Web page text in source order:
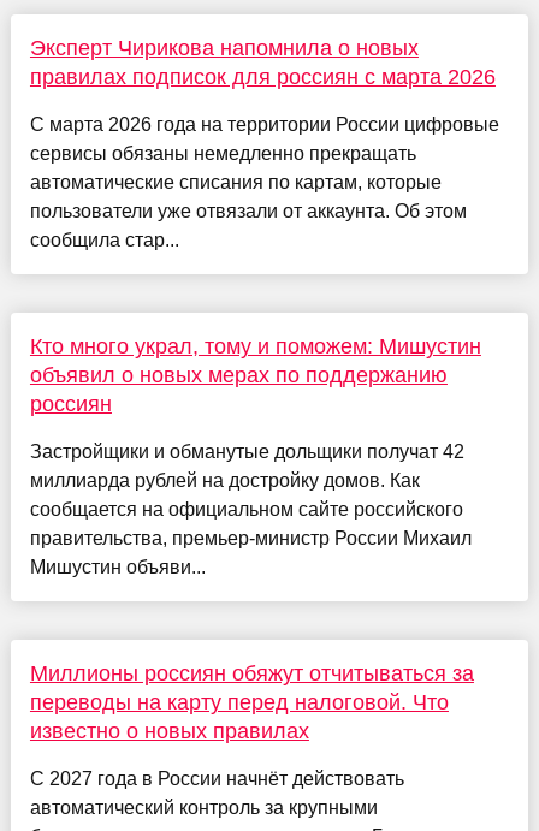
Эксперт Чирикова напомнила о новых
правилах подписок для россиян с марта 2026
С марта 2026 года на территории России цифровые
сервисы обязаны немедленно прекращать
автоматические списания по картам, которые
пользователи уже отвязали от аккаунта. Об этом
сообщила стар...
Кто много украл, тому и поможем: Мишустин
объявил о новых мерах по поддержанию
россиян
Застройщики и обманутые дольщики получат 42
миллиарда рублей на достройку домов. Как
сообщается на официальном сайте российского
правительства, премьер-министр России Михаил
Мишустин объяви...
Миллионы россиян обяжут отчитываться за
переводы на карту перед налоговой. Что
известно о новых правилах
С 2027 года в России начнёт действовать
автоматический контроль за крупными